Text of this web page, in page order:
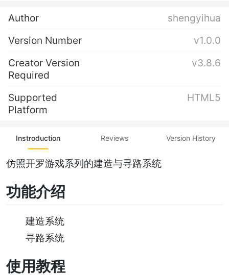
Author
shengyihua
Version Number
v1.0.0
Creator Version
Required
v3.8.6
Supported
Platform
HTML5
Instroduction Reviews Version History
仿照开罗游戏系列的建造与寻路系统
功能介绍
建造系统
寻路系统
使用教程